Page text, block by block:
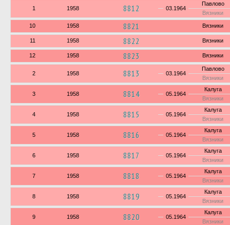
1 1958 8812 03.1964
Павлово
Вязники
10 1958 8821 Вязники
11 1958 8822 Вязники
12 1958 8823 Вязники
2 1958 8813 03.1964
Павлово
Вязники
3 1958 8814 05.1964
Калуга
Вязники
4 1958 8815 05.1964
Калуга
Вязники
5 1958 8816 05.1964
Калуга
Вязники
6 1958 8817 05.1964
Калуга
Вязники
7 1958 8818 05.1964
Калуга
Вязники
8 1958 8819 05.1964
Калуга
Вязники
9 1958 8820 05.1964
Калуга
Вязники